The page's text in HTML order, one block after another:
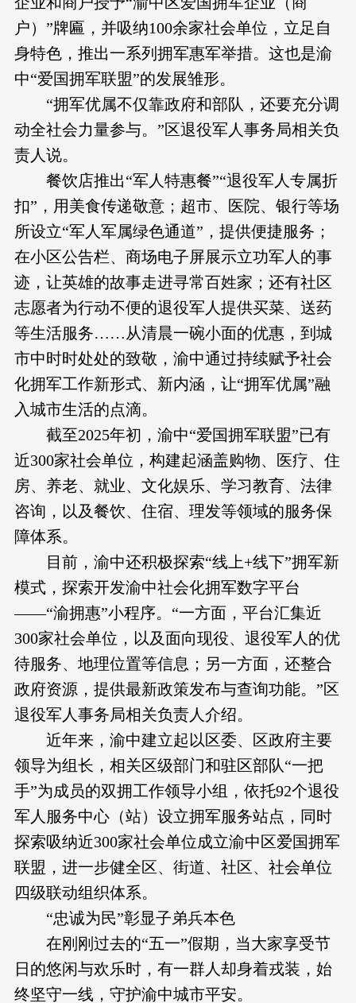
户）”牌匾，并吸纳100余家社会单位，立足自
身特色，推出一系列拥军惠军举措。这也是渝
中“爱国拥军联盟”的发展雏形。
“拥军优属不仅靠政府和部队，还要充分调
动全社会力量参与。”区退役军人事务局相关负
责人说。
餐饮店推出“军人特惠餐”“退役军人专属折
扣”，用美食传递敬意；超市、医院、银行等场
所设立“军人军属绿色通道”，提供便捷服务；
在小区公告栏、商场电子屏展示立功军人的事
迹，让英雄的故事走进寻常百姓家；还有社区
志愿者为行动不便的退役军人提供买菜、送药
等生活服务……从清晨一碗小面的优惠，到城
市中时时处处的致敬，渝中通过持续赋予社会
化拥军工作新形式、新内涵，让“拥军优属”融
入城市生活的点滴。
截至2025年初，渝中“爱国拥军联盟”已有
近300家社会单位，构建起涵盖购物、医疗、住
房、养老、就业、文化娱乐、学习教育、法律
咨询，以及餐饮、住宿、理发等领域的服务保
障体系。
目前，渝中还积极探索“线上+线下”拥军新
模式，探索开发渝中社会化拥军数字平台
——“渝拥惠”小程序。“一方面，平台汇集近
300家社会单位，以及面向现役、退役军人的优
待服务、地理位置等信息；另一方面，还整合
政府资源，提供最新政策发布与查询功能。”区
退役军人事务局相关负责人介绍。
近年来，渝中建立起以区委、区政府主要
领导为组长，相关区级部门和驻区部队“一把
手”为成员的双拥工作领导小组，依托92个退役
军人服务中心（站）设立拥军服务站点，同时
探索吸纳近300家社会单位成立渝中区爱国拥军
联盟，进一步健全区、街道、社区、社会单位
四级联动组织体系。
“忠诚为民”彰显子弟兵本色
在刚刚过去的“五一”假期，当大家享受节
日的悠闲与欢乐时，有一群人却身着戎装，始
终坚守一线，守护渝中城市平安。